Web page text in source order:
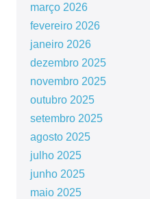
março 2026
fevereiro 2026
janeiro 2026
dezembro 2025
novembro 2025
outubro 2025
setembro 2025
agosto 2025
julho 2025
junho 2025
maio 2025